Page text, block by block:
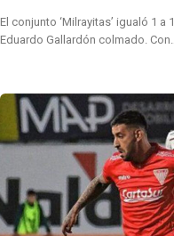
El conjunto ‘Milrayitas’ igualó 1
Eduardo Gallardón colmado. Con…